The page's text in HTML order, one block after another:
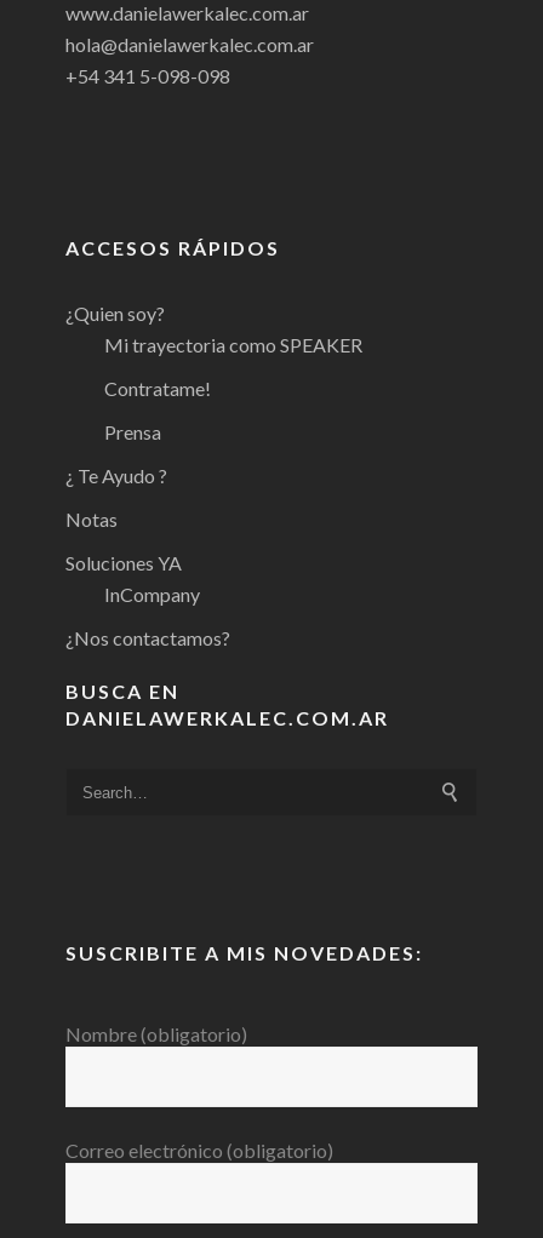
www.danielawerkalec.com.ar
hola@danielawerkalec.com.ar
+54 341 5-098-098
ACCESOS RÁPIDOS
¿Quien soy?
Mi trayectoria como SPEAKER
Contratame!
Prensa
¿ Te Ayudo ?
Notas
Soluciones YA
InCompany
¿Nos contactamos?
BUSCA EN
DANIELAWERKALEC.COM.AR
SUSCRIBITE A MIS NOVEDADES:
Nombre (obligatorio)
Correo electrónico (obligatorio)